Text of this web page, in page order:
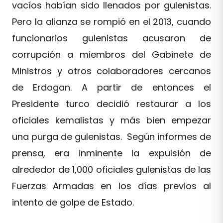
vacíos habían sido llenados por gulenistas.
Pero la alianza se rompió en el 2013, cuando
funcionarios gulenistas acusaron de
corrupción a miembros del Gabinete de
Ministros y otros colaboradores cercanos
de Erdogan. A partir de entonces el
Presidente turco decidió restaurar a los
oficiales kemalistas y más bien empezar
una purga de gulenistas. Según informes de
prensa, era inminente la expulsión de
alrededor de 1,000 oficiales gulenistas de las
Fuerzas Armadas en los días previos al
intento de golpe de Estado.